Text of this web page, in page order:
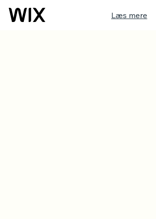
Læs mere